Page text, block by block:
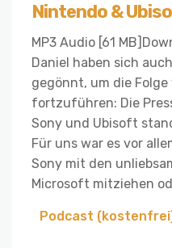
Nintendo &
MP3 Audio [61
Daniel haben sich
gegönnt, um die
fortzuführen: Die
Sony und Ubisoft
Für uns war es vor
Sony mit den
Microsoft mitziehen
Podcast